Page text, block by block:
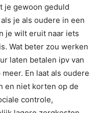
je gewoon geduld
je als oudere in een
je wilt eruit naar iets
Wat beter zou werken
laten betalen ipv van
En laat als oudere
en niet korten op de
controle,